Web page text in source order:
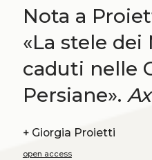
Nota a
«La stele dei
caduti nelle
Persiane».
+ Giorgia Proietti
open access